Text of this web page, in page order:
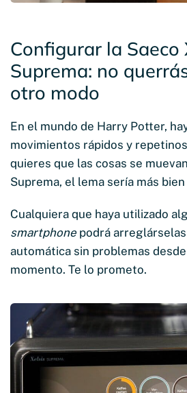
Configurar la Saeco
Suprema: no
otro modo
En el mundo de Harry Potter,
movimientos rápidos y
quieres que las cosas se
Suprema, el lema sería más
Cualquiera que haya utilizado
smartphone podrá
automática sin problemas
momento. Te lo prometo.